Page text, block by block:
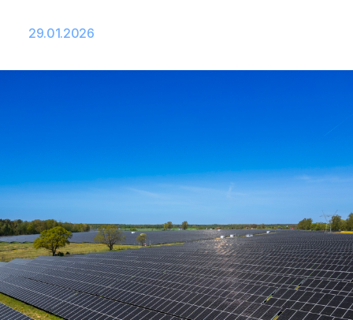
29.01.2026